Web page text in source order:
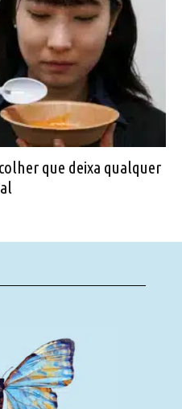
que deixa qualquer